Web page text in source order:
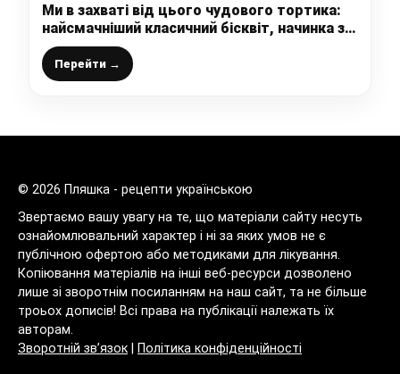
Ми в захваті від цього чудового тортика:
найсмачніший класичний бісквіт, начинка з
яблук та карамелі, вершковий крем – супер
рецепт, все доступно і просто
Перейти →
© 2026 Пляшка - рецепти українською
Звертаємо вашу увагу на те, що матеріали сайту несуть
ознайомлювальний характер і ні за яких умов не є
публічною офертою або методиками для лікування.
Копіювання матеріалів на інші веб-ресурси дозволено
лише зі зворотнім посиланням на наш сайт, та не більше
троьох дописів! Всі права на публікації належать їх
авторам.
Зворотній зв’язок
Політика конфіденційності